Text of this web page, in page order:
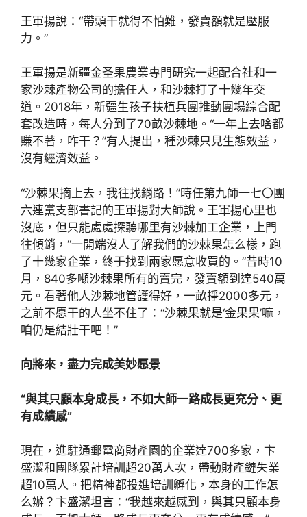
王軍揚說：“帶頭干就得不怕難，發賣額就是壓服
力。”
王軍揚是新疆金圣果農業專門研究一起配合社和一
家沙棘產物公司的擔任人，和沙棘打了十幾年交
道。2018年，新疆生孩子扶植兵團推動團場綜合配
套改造時，每人分到了70畝沙棘地。“一年上去啥都
賺不著，咋干？”有人提出，種沙棘只見生態效益，
沒有經濟效益。
“沙棘果摘上去，我往找銷路！”時任第九師一七〇團
六連黨支部書記的王軍揚對大師說。王軍揚心里也
沒底，但只能處處探聽哪里有沙棘加工企業，上門
往傾銷，“一開端沒人了解我們的沙棘果怎么樣，跑
了十幾家企業，終于找到兩家愿意收買的。”昔時10
月，840多噸沙棘果所有的賣完，發賣額到達540萬
元。看著他人沙棘地管護得好，一畝掙2000多元，
之前不愿干的人坐不住了：“沙棘果就是‘金果果’嘛，
咱仍是結壯干吧！”
向將來，盡力完成美妙愿景
“與其只顧本身成長，不如大師一路成長更充分、更
有成績感”
現在，進駐通郵電商財產園的企業達700多家，卞
盛潔和團隊累計培訓超20萬人次，帶動財產鏈失業
超10萬人。把精神都投進培訓孵化，本身的工作怎
么辦？卞盛潔坦言：“我越來越感到，與其只顧本身